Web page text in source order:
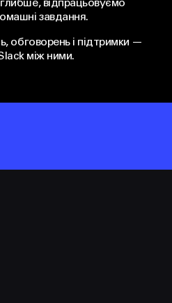
відпрацьовуємо
завдання.
обговорень і підтримки —
Slack між ними.